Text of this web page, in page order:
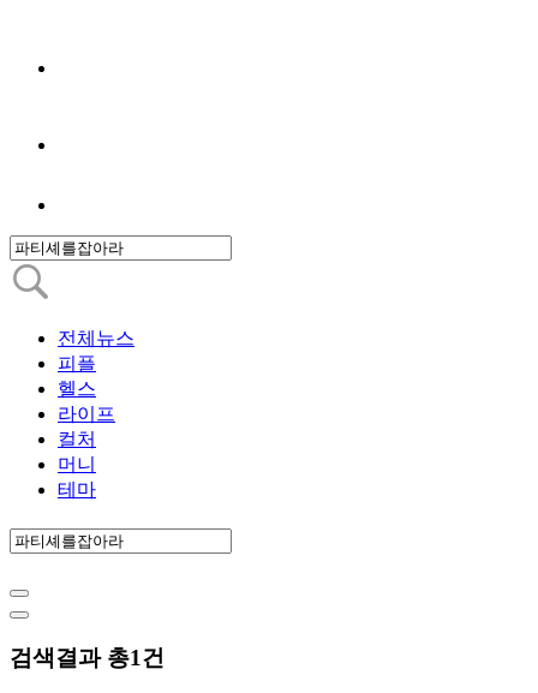
전체뉴스
피플
헬스
라이프
컬처
머니
테마
검색결과 총1건